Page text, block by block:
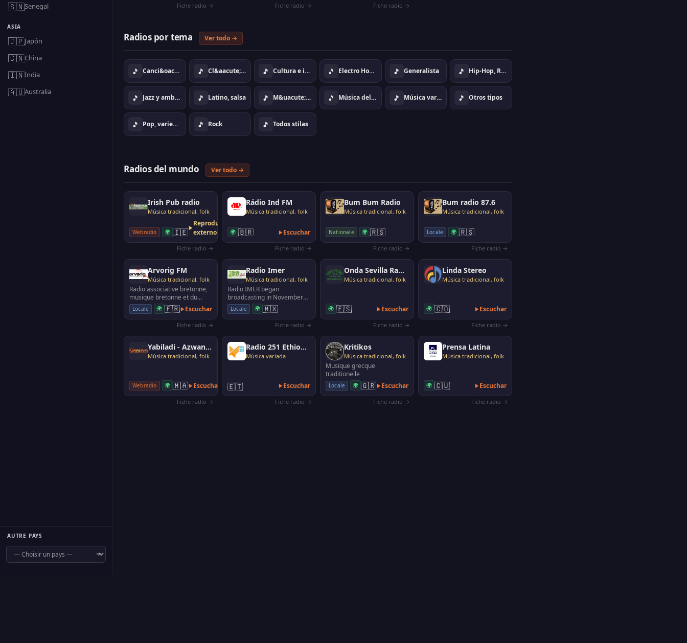
🇸🇳Senegal
ASIA
🇯🇵Japón
🇨🇳China
🇮🇳India
🇦🇺Australia
AUTRE PAYS
Fiche radio → Fiche radio → Fiche radio →
Radios por tema Ver todo →
🎵 Canci&oacute;n 🎵 Cl&aacute;sico 🎵 Cultura e info 🎵 Electro House Dance 🎵 Generalista 🎵 Hip-Hop, Rap, Urban
🎵 Jazz y ambiente 🎵 Latino, salsa 🎵 M&uacute;sica tradicional, folk 🎵 Música del mundo 🎵 Música variada 🎵 Otros tipos
🎵 Pop, variedad 🎵 Rock 🎵 Todos stilas
Radios del mundo Ver todo →
Irish Pub radio
Música tradicional, folk
Webradio 🌍 🇮🇪
Reproductor
externo
Fiche radio →
Rádio Ind FM
Música tradicional, folk
🌍 🇧🇷 Escuchar
Fiche radio →
Bum Bum Radio
Música tradicional, folk
Nationale 🌍 🇷🇸
Fiche radio →
Bum radio 87.6
Música tradicional, folk
Locale 🌍 🇷🇸
Fiche radio →
Arvorig FM
Música tradicional, folk
Radio associative bretonne,
musique bretonne et du
monde
Locale 🌍 🇫🇷 Escuchar
Fiche radio →
Radio Imer
Música tradicional, folk
Radio IMER began
broadcasting in November
1988 from the city of
Comitán, in Chiapas, one of
the …
Locale 🌍 🇲🇽
Fiche radio →
Onda Sevilla Radio
Música tradicional, folk
🌍 🇪🇸 Escuchar
Fiche radio →
Linda Stereo
Música tradicional, folk
🌍 🇨🇴 Escuchar
Fiche radio →
Yabiladi - Azwan Amazigh
Música tradicional, folk
Webradio 🌍 🇲🇦 Escuchar
Fiche radio →
Radio 251 Ethiopia
Música variada
🇪🇹 Escuchar
Fiche radio →
Kritikos
Música tradicional, folk
Musique grecque
traditionelle
Locale 🌍 🇬🇷 Escuchar
Fiche radio →
Prensa Latina
Música tradicional, folk
🌍 🇨🇺 Escuchar
Fiche radio →